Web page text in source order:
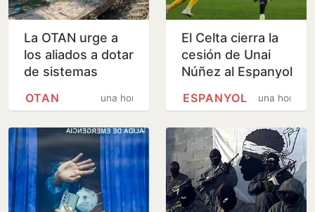
La OTAN urge a
los aliados a dotar
de sistemas
Ucrania antes del
una hora
OTAN
El Celta cierra la
cesión de Unai
Núñez al Espanyol
una hora
ESPANYOL